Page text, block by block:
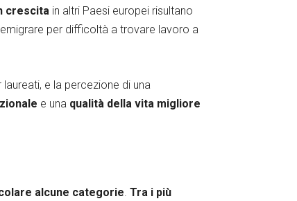
crescita in altri Paesi europei risultano
per difficoltà a trovare lavoro a
e la percezione di una
e una qualità della vita migliore
alcune categorie. Tra i più